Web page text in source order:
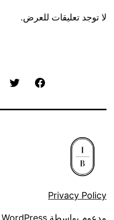
لا توجد تعليقات للعرض.
Facebook
Privacy Policy
مدعوم بواسطة WordPress